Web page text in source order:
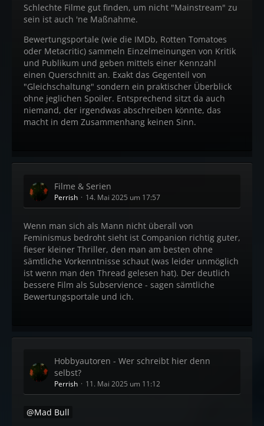
Schlechte Filme gut finden, um nicht "Mainstream" zu
sein ist auch 'ne Maßnahme.
Bewertungsportale (wie die IMDb, Rotten Tomatoes
oder Metacritic) sammeln Einzelmeinungen von Kritik
und Publikum und geben mittels einer Kennzahl
einen Querschnitt an. Exakt das Gegenteil von
"Gleichschaltung" sondern ein praktischer Überblick
ohne jeglichen Spoiler. Entsprechend sitzt da auch
niemand, der irgendwas abschreiben könnte, das
macht in dem Zusammenhang keinen Sinn.
Filme & Serien
Perrish 14. Mai 2025 um 17:57
Wenn man sich als Mann nicht überall von
Feminismus bedroht sieht ist Companion richtig guter,
fieser kleiner Thriller, den man am besten ohne
sämtliche Vorkenntnisse schaut (was leider unmöglich
ist wenn man den Thread gelesen hat). Der deutlich
bessere Film als Subservience - sagen sämtliche
Bewertungsportale und ich.
Hobbyautoren - Wer schreibt hier denn
selbst?
Perrish 11. Mai 2025 um 11:12
Mad Bull